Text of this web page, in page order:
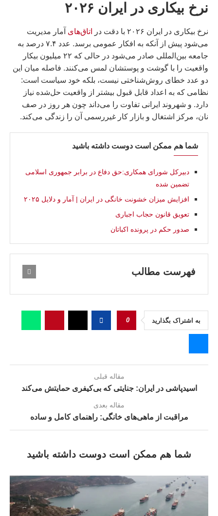
نرخ بيكارى در ايران ۲۰۲۶
نرخ بیکاری در ایران ۲۰۲۶ با دقت در اتاق‌های آمار مدیریت
می‌شود پیش از آنکه به افکار عمومی برسد. عدد ۷.۴ درصد به
جامعه بین‌المللی صادر می‌شود در حالی که ۲۲ میلیون بیکار
واقعیت را با گوشت و پوستشان لمس می‌کنند. فاصله میان این
دو عدد خطای روش‌شناختی نیست، بلکه خود سیاست است:
نظامی که به اعداد قابل قبول بیشتر از واقعیت حل‌شده نیاز
دارد. و شهروند ایرانی تفاوت را می‌داند چون هر روز در صف
نان، مرکز اشتغال و بازار کار غیررسمی آن را زندگی می‌کند.
شما هم ممکن است دوست داشته باشید
دبیرکل شورای همکاری:حق دفاع در برابر جمهوری اسلامی
تضمین شده
افزایش میزان خشونت خانگی در ایران | آمار و دلایل ۲۰۲۵
تعويق قانون حجاب اجبارى
صدور حکم در پرونده اکباتان
فهرست مطالب
به اشتراک بگذارید 0
مقاله قبلی
اسیدپاشی در ایران: جنایتی که بی‌کیفری حمایتش می‌کند
مقاله بعدی
مراقبت از ماهی‌های خانگی: راهنمای کامل و ساده
شما هم ممکن است دوست داشته باشید